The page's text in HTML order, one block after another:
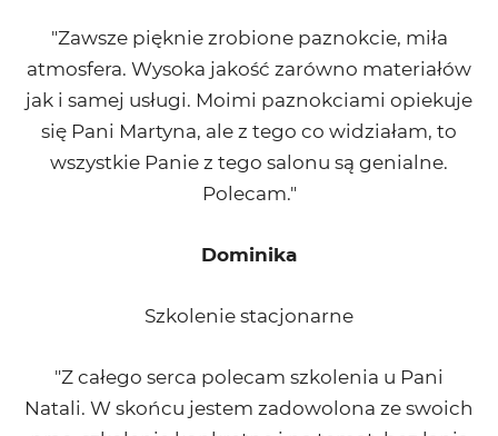
"Zawsze pięknie zrobione paznokcie, miła
atmosfera. Wysoka jakość zarówno materiałów
jak i samej usługi. Moimi paznokciami opiekuje
się Pani Martyna, ale z tego co widziałam, to
wszystkie Panie z tego salonu są genialne.
Polecam."
Dominika
Szkolenie stacjonarne
"Z całego serca polecam szkolenia u Pani
Natali. W skońcu jestem zadowolona ze swoich